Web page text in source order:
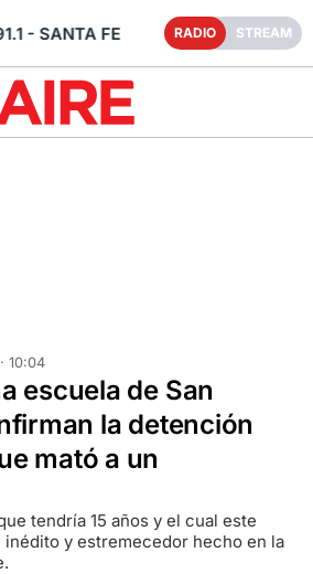
- SANTA FE RADIO STREAM
10:04
escuela de San
la detención
mató a un
tendría 15 años y el cual este
y estremecedor hecho en la